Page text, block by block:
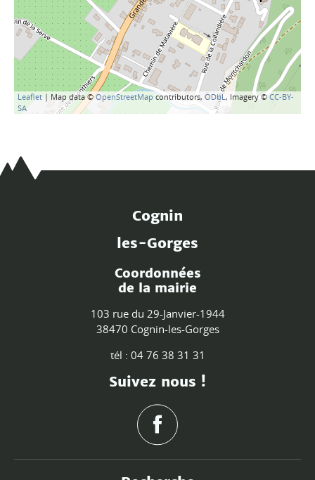
Leaflet | Map data ©OpenStreetMapcontributors, ODbL, Imagery ©CC-BY-
SA
Cognin
les-Gorges
Coordonnées
de la mairie
103 rue du 29-Janvier-1944
38470 Cognin-les-Gorges
tél : 04 76 38 31 31
Suivez nous !